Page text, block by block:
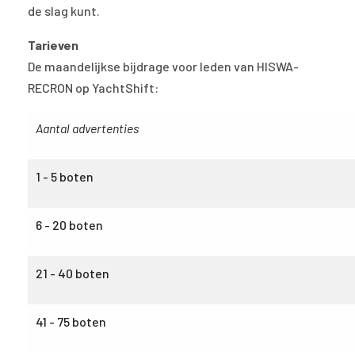
de slag kunt.
Tarieven
De maandelijkse bijdrage voor leden van HISWA-
RECRON op YachtShift:
Aantal advertenties
1 - 5 boten
6 - 20 boten
21 - 40 boten
41 - 75 boten